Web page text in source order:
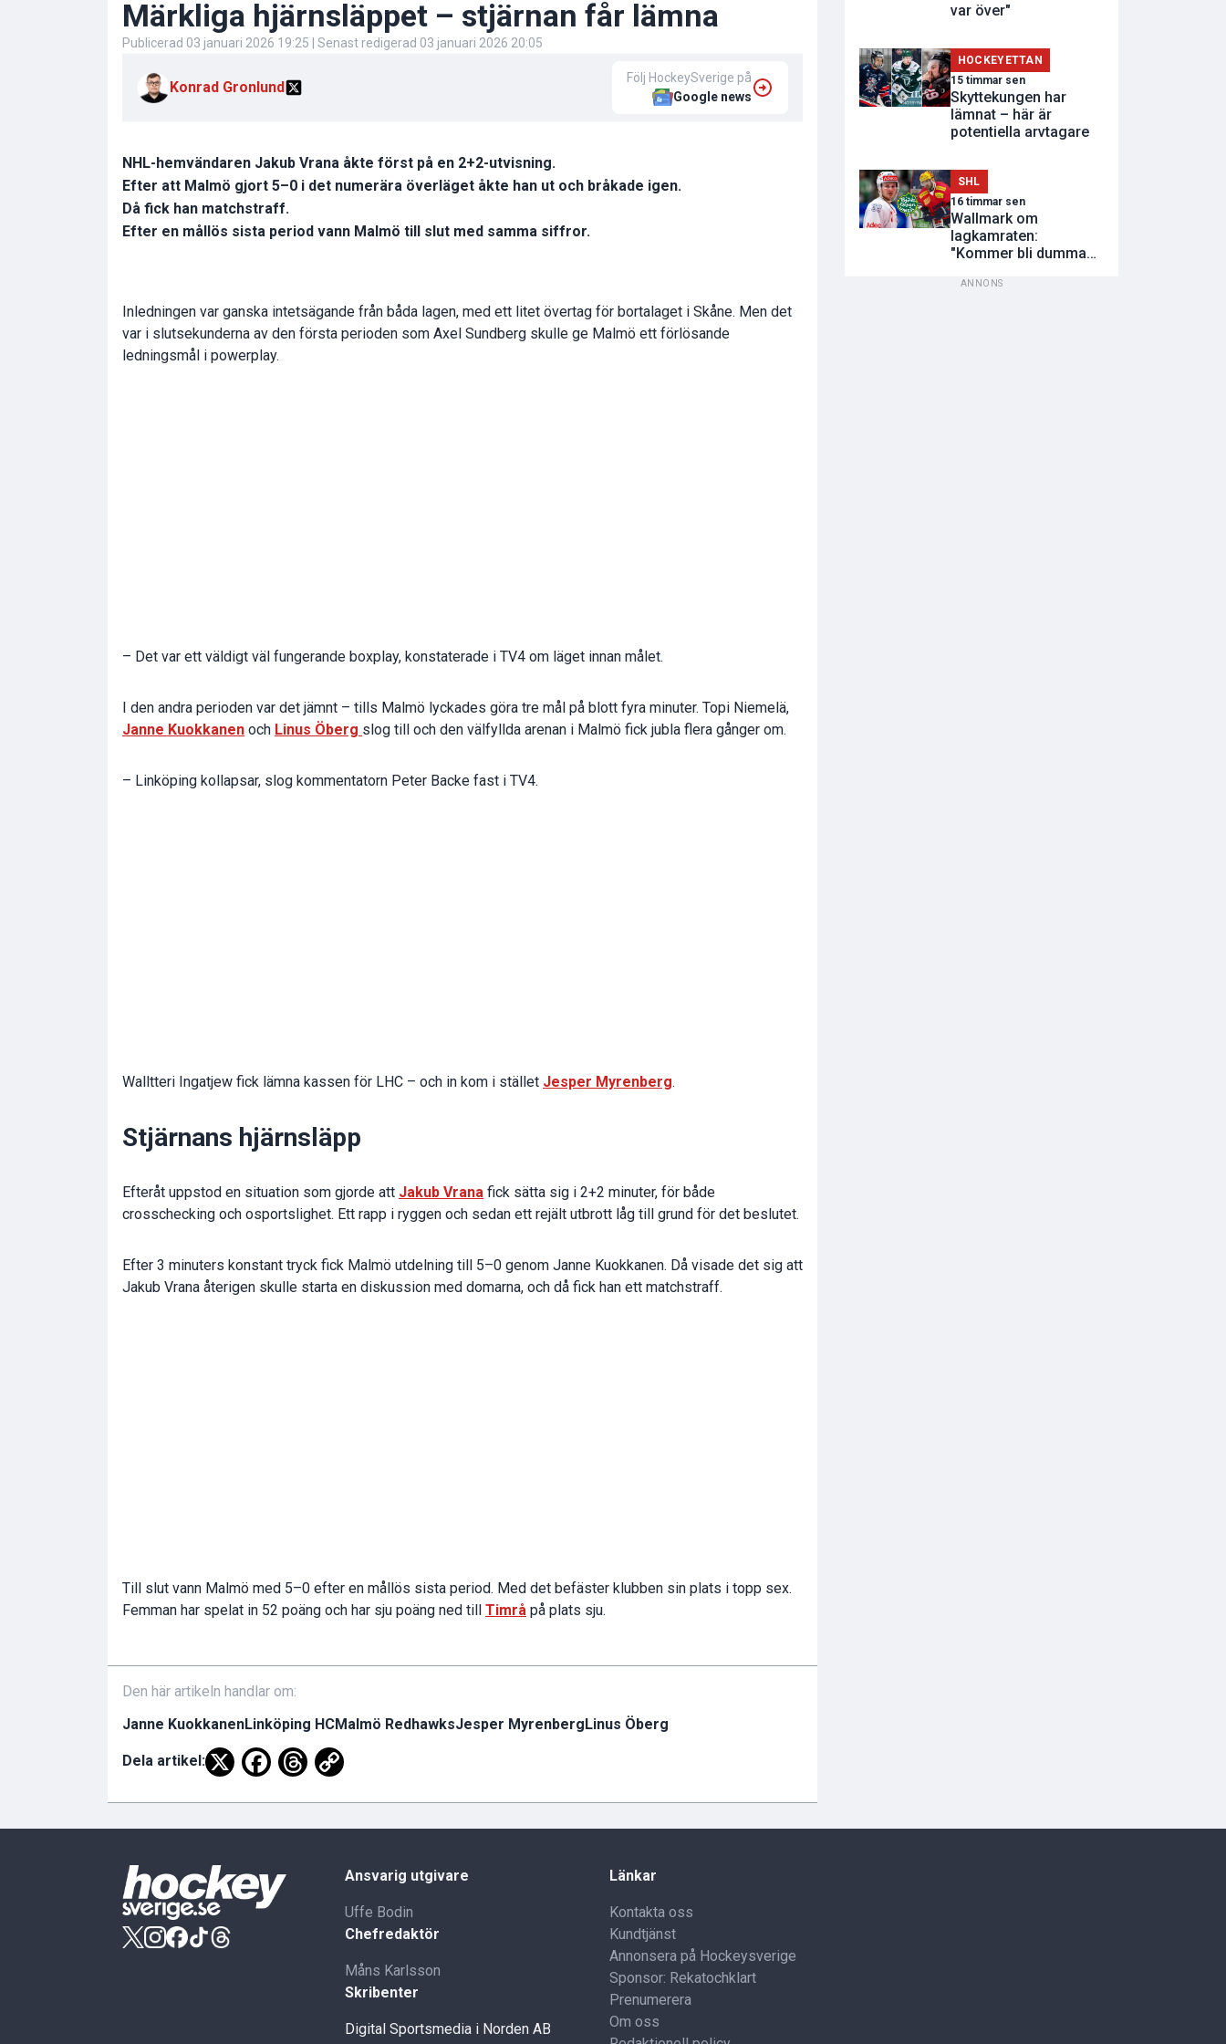
Märkliga hjärnsläppet – stjärnan får lämna
Publicerad 03 januari 2026 19:25 | Senast redigerad 03 januari 2026 20:05
Konrad Gronlund
Följ HockeySverige på
Google news
NHL-hemvändaren Jakub Vrana åkte först på en 2+2-utvisning.
Efter att Malmö gjort 5–0 i det numerära överläget åkte han ut och bråkade igen.
Då fick han matchstraff.
Efter en mållös sista period vann Malmö till slut med samma siffror.
Inledningen var ganska intetsägande från båda lagen, med ett litet övertag för bortalaget i Skåne. Men det
var i slutsekunderna av den första perioden som Axel Sundberg skulle ge Malmö ett förlösande
ledningsmål i powerplay.
– Det var ett väldigt väl fungerande boxplay, konstaterade i TV4 om läget innan målet.
I den andra perioden var det jämnt – tills Malmö lyckades göra tre mål på blott fyra minuter. Topi Niemelä,
Janne Kuokkanen och Linus Öberg slog till och den välfyllda arenan i Malmö fick jubla flera gånger om.
– Linköping kollapsar, slog kommentatorn Peter Backe fast i TV4.
Walltteri Ingatjew fick lämna kassen för LHC – och in kom i stället Jesper Myrenberg.
Stjärnans hjärnsläpp
Efteråt uppstod en situation som gjorde att Jakub Vrana fick sätta sig i 2+2 minuter, för både
crosschecking och osportslighet. Ett rapp i ryggen och sedan ett rejält utbrott låg till grund för det beslutet.
Efter 3 minuters konstant tryck fick Malmö utdelning till 5–0 genom Janne Kuokkanen. Då visade det sig att
Jakub Vrana återigen skulle starta en diskussion med domarna, och då fick han ett matchstraff.
Till slut vann Malmö med 5–0 efter en mållös sista period. Med det befäster klubben sin plats i topp sex.
Femman har spelat in 52 poäng och har sju poäng ned till Timrå på plats sju.
Den här artikeln handlar om:
Janne KuokkanenLinköping HCMalmö RedhawksJesper Myrenberg Linus Öberg
Dela artikel:
var över"
HOCKEYETTAN
15 timmar sen
Skyttekungen har
lämnat – här är
potentiella arvtagare
SHL
16 timmar sen
Wallmark om
lagkamraten:
"Kommer bli dumma
ANNONS
Ansvarig utgivare
Uffe Bodin
Chefredaktör
Måns Karlsson
Skribenter
Digital Sportsmedia i Norden AB
Länkar
Kontakta oss
Kundtjänst
Annonsera på Hockeysverige
Sponsor: Rekatochklart
Prenumerera
Om oss